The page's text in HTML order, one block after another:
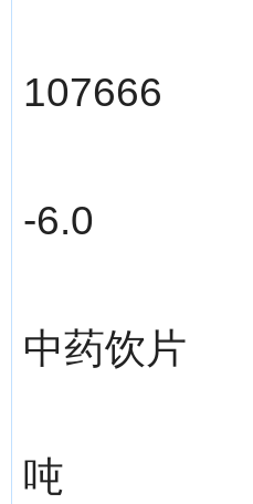
107666
-6.0
中药饮片
吨